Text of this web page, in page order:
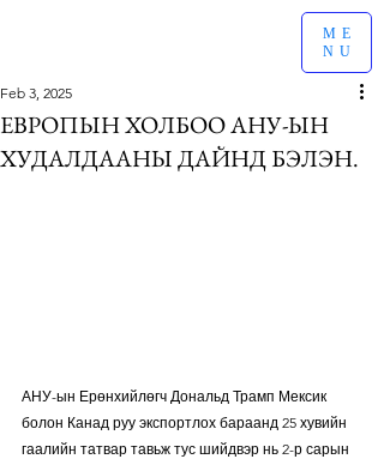
ME
NU
ЕВРОПЫН ХОЛБОО АНУ-ЫН
ХУДАЛДААНЫ ДАЙНД БЭЛЭН.
Feb 3, 2025
АНУ-ын Ерөнхийлөгч Дональд Трамп Мексик
болон Канад руу экспортлох бараанд 25 хувийн
гаалийн татвар тавьж тус шийдвэр нь 2-р сарын